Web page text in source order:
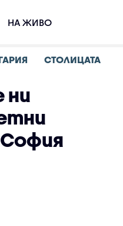
НА ЖИВО
СТОЛИЦАТА
ни